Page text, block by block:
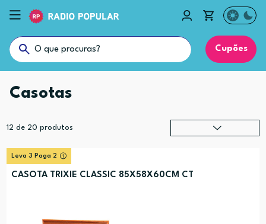
Cupões
Casotas
12 de 20 produtos
Leva 3 Paga 2
CASOTA TRIXIE CLASSIC 85X58X60CM CT